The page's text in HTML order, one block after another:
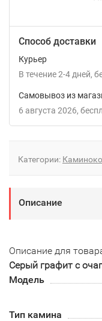
Способ доставки
Курьер
В течение2-4 дней
Самовывоз из
6 августа 2026
Категории:
Описание
Описание для
Серый графит с
Модель
Тип камина